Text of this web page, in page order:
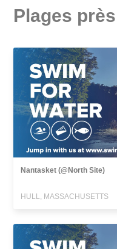
Plages
Nantasket (@North Site)
HULL, MASSACHUSETTS